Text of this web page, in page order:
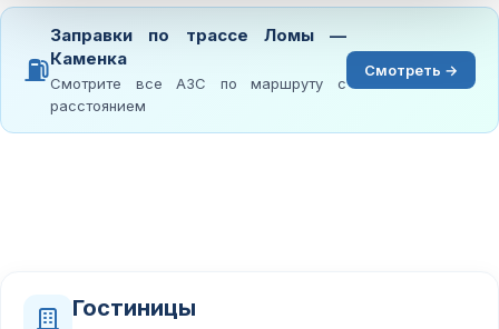
⛽
Заправки по трассе Ломы —
Каменка
Смотрите все АЗС по маршруту с
расстоянием
Смотреть →
Гостиницы